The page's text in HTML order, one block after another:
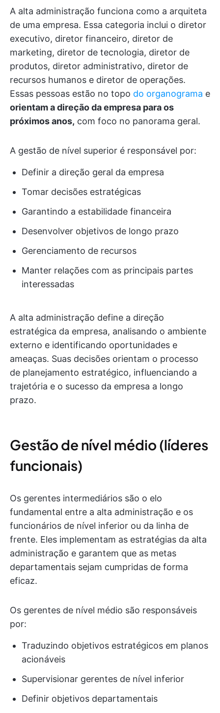
A alta administração funciona como a arquiteta
de uma empresa. Essa categoria inclui o diretor
executivo, diretor financeiro, diretor de
marketing, diretor de tecnologia, diretor de
produtos, diretor administrativo, diretor de
recursos humanos e diretor de operações.
Essas pessoas estão no topo do organograma e
orientam a direção da empresa para os
próximos anos, com foco no panorama geral.
A gestão de nível superior é responsável por:
Definir a direção geral da empresa
Tomar decisões estratégicas
Garantindo a estabilidade financeira
Desenvolver objetivos de longo prazo
Gerenciamento de recursos
Manter relações com as principais partes
interessadas
A alta administração define a direção
estratégica da empresa, analisando o ambiente
externo e identificando oportunidades e
ameaças. Suas decisões orientam o processo
de planejamento estratégico, influenciando a
trajetória e o sucesso da empresa a longo
prazo.
Gestão de nível médio (líderes
funcionais)
Os gerentes intermediários são o elo
fundamental entre a alta administração e os
funcionários de nível inferior ou da linha de
frente. Eles implementam as estratégias da alta
administração e garantem que as metas
departamentais sejam cumpridas de forma
eficaz.
Os gerentes de nível médio são responsáveis
por:
Traduzindo objetivos estratégicos em planos
acionáveis
Supervisionar gerentes de nível inferior
Definir objetivos departamentais